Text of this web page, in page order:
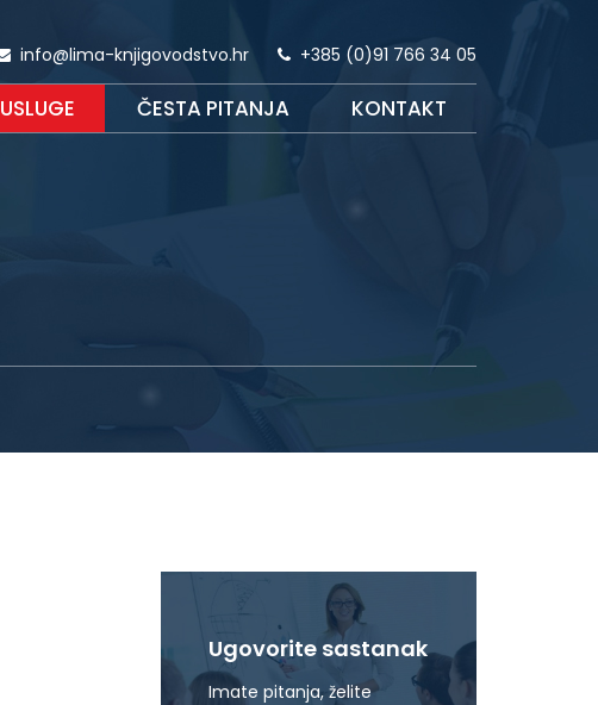
info@lima-knjigovodstvo.hr +385 (0)91 766 34 05
USLUGE ČESTA PITANJA KONTAKT
Ugovorite sastanak
Imate pitanja, želite